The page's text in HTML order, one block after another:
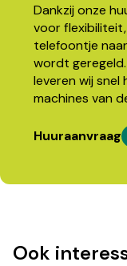
Dankzij onze
voor
telefoontje
wordt
leveren wij
machines van
Huuraanvraag
Ook